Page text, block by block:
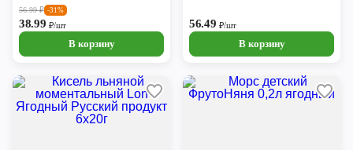
56.99₽ -31%
38.99₽/шт
В корзину
56.49₽/шт
В корзину